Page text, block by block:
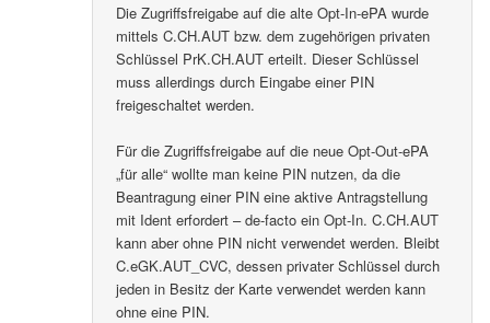
Die Zugriffsfreigabe auf die alte Opt-In-ePA wurde
mittels C.CH.AUT bzw. dem zugehörigen privaten
Schlüssel PrK.CH.AUT erteilt. Dieser Schlüssel
muss allerdings durch Eingabe einer PIN
freigeschaltet werden.
Für die Zugriffsfreigabe auf die neue Opt-Out-ePA
„für alle“ wollte man keine PIN nutzen, da die
Beantragung einer PIN eine aktive Antragstellung
mit Ident erfordert – de-facto ein Opt-In. C.CH.AUT
kann aber ohne PIN nicht verwendet werden. Bleibt
C.eGK.AUT_CVC, dessen privater Schlüssel durch
jeden in Besitz der Karte verwendet werden kann
ohne eine PIN.